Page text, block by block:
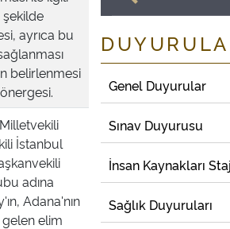
şekilde
ayrıca bu
belirlenmesi
İstanbul
adına
Adana'nın
elim
Genel Duyurular
Sınav Duyurusu
İnsan Kaynakları
Sağlık Duyuruları